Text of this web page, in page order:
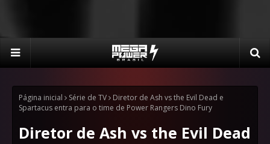
Página inicial Série de TV
Diretor de Ash vs the Evil Dead e
Spartacus entra para o time de Power Rangers Dino Fury
Diretor de Ash vs the Evil Dead